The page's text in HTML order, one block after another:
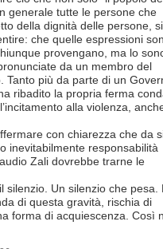
generale tutte le persone che
della dignità delle persone, si
che quelle espressioni
provengano, ma lo
da un membro del
Tanto più da parte di un
ribadito la propria ferma
alla violenza,
con chiarezza che da
inevitabilmente responsabilità
Zali dovrebbe trarne le
silenzio. Un silenzio che pesa.
di questa gravità, rischia di
forma di acquiescenza. Così